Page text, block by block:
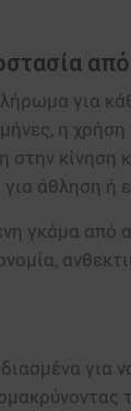
για
η
κίνηση
άθληση ή
γκάμα από